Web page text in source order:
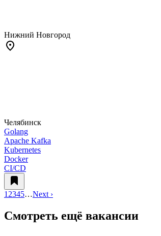
Нижний Новгород
Челябинск
Golang
Apache Kafka
Kubernetes
Docker
CI/CD
1 2345…Next ›
Смотреть ещё вакансии